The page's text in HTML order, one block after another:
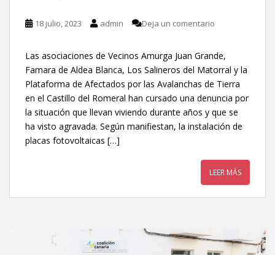
18 julio, 2023 admin Deja un comentario
Las asociaciones de Vecinos Amurga Juan Grande,
Famara de Aldea Blanca, Los Salineros del Matorral y la
Plataforma de Afectados por las Avalanchas de Tierra
en el Castillo del Romeral han cursado una denuncia por
la situación que llevan viviendo durante años y que se
ha visto agravada. Según manifiestan, la instalación de
placas fotovoltaicas […]
LEER MÁS